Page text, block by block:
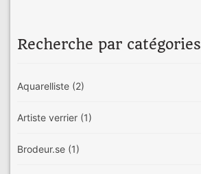
Recherche par catégories
Aquarelliste (2)
Artiste verrier (1)
Brodeur.se (1)